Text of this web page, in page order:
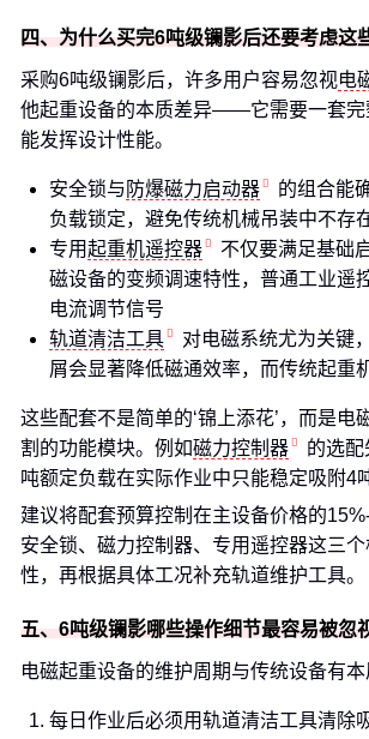
四、为什么买完6吨级镧影后还要考虑这
采购6吨级镧影后，许多用户容易忽视电
他起重设备的本质差异——它需要一套完
能发挥设计性能。
安全锁与 防爆磁力启动器
的组合能
负载锁定，避免传统机械吊装中不存
专用起重机遥控器
不仅要满足基础
磁设备的变频调速特性，普通工业遥
电流调节信号
轨道清洁工具
对电磁系统尤为关键
屑会显著降低磁通效率，而传统起重
这些配套不是简单的‘锦上添花’，而是电
割的功能模块。例如磁力控制器
的选
吨额定负载在实际作业中只能稳定吸附4
建议将配套预算控制在主设备价格的
安全锁、磁力控制器、专用遥控器这三
性，再根据具体工况补充轨道维护工具。
五、6吨级镧影哪些操作细节最容易被忽
电磁起重设备的维护周期与传统设备有本
每日作业后必须用轨道清洁工具清除